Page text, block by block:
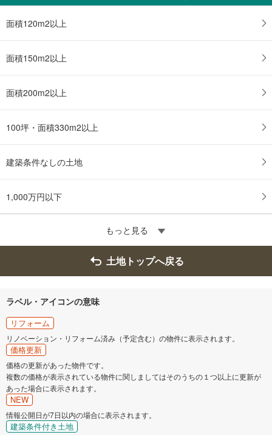
イ
ー
保
す
面積120m2以上
面積150m2以上
面積200m2以上
100坪・面積330m2以上
建築条件なしの土地
1,000万円以下
もっと見る
土地トップへ戻る
ラベル・アイコンの意味
リフォーム
リノベーション・リフォーム済み（予定含む）の物件に表示されます。
価格更新
価格の更新があった物件です。
複数の価格が表示されている物件に関しましてはそのうちの１つ以上に更新が
あった場合に表示されます。
NEW
情報公開日が7日以内の場合に表示されます。
建築条件付き土地